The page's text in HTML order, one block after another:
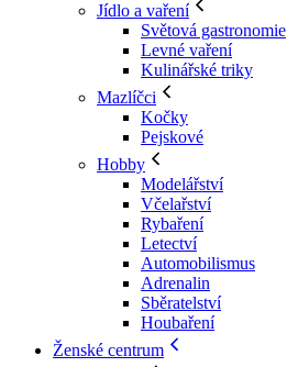
Jídlo a vaření
Světová gastronomie
Levné vaření
Kulinářské triky
Mazlíčci
Kočky
Pejskové
Hobby
Modelářství
Včelařství
Rybaření
Letectví
Automobilismus
Adrenalin
Sběratelství
Houbaření
Ženské centrum